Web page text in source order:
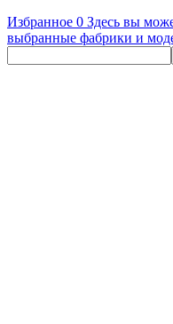
Избранное 0 Здесь вы
выбранные фабрики и